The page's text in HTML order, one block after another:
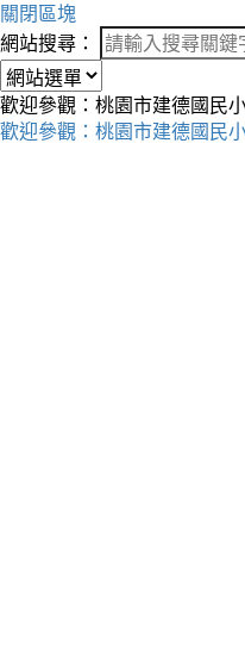
關閉區塊
網站搜尋：
歡迎參觀：桃園市建德國民
歡迎參觀：桃園市建德國民